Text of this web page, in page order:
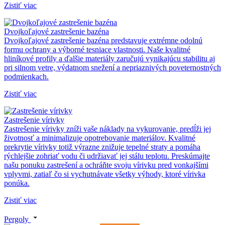
Zistiť viac
Dvojkoľajové zastrešenie bazéna
Dvojkoľajové zastrešenie bazéna predstavuje extrémne odolnú
formu ochrany a výborné tesniace vlastnosti. Naše kvalitné
hliníkové profily a ďalšie materiály zaručujú vynikajúcu stabilitu aj
pri silnom vetre, výdatnom snežení a nepriaznivých poveternostných
podmienkach.
Zistiť viac
Zastrešenie vírivky
Zastrešenie vírivky zníži vaše náklady na vykurovanie, predĺži jej
životnosť a minimalizuje opotrebovanie materiálov. Kvalitné
prekrytie vírivky totiž výrazne znižuje tepelné straty a pomáha
rýchlejšie zohriať vodu či udržiavať jej stálu teplotu. Preskúmajte
našu ponuku zastrešení a ochráňte svoju vírivku pred vonkajšími
vplyvmi, zatiaľ čo si vychutnávate všetky výhody, ktoré vírivka
ponúka.
Zistiť viac
Pergoly